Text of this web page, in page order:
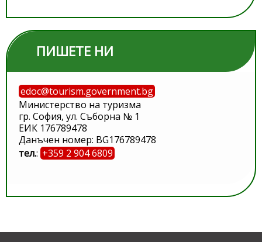
ПИШЕТЕ НИ
edoc@tourism.government.bg
Министерство на туризма
гр. София, ул. Съборна № 1
ЕИК 176789478
Данъчен номер: BG176789478
тел.: +359 2 904 6809